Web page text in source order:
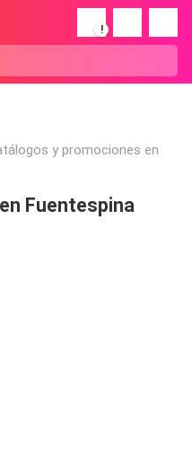
!
y promociones en
Fuentespina